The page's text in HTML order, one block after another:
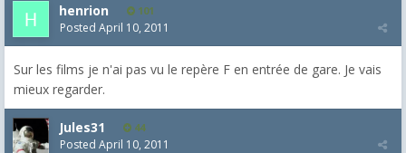
henrion 101
Posted April 10, 2011
Sur les films je n'ai pas vu le repère F en entrée de gare. Je vais
mieux regarder.
Jules31 44
Posted April 10, 2011